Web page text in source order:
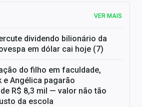
VER MAIS
dividendo bilionário da
em dólar cai hoje (7)
do filho em faculdade,
e Angélica pagarão
R$ 8,3 mil — valor não tão
da escola